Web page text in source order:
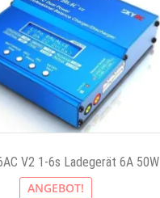
V2 1-6s Ladegerät 6A 50W
ANGEBOT!